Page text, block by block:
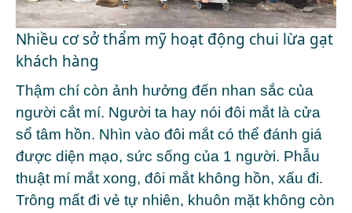
Nhiều cơ sở thẩm mỹ hoạt động chui lừa gạt
khách hàng
Thậm chí còn ảnh hưởng đến nhan sắc của
người cắt mí. Người ta hay nói đôi mắt là cửa
sổ tâm hồn. Nhìn vào đôi mắt có thể đánh giá
được diện mạo, sức sống của 1 người. Phẫu
thuật mí mắt xong, đôi mắt không hồn, xấu đi.
Trông mất đi vẻ tự nhiên, khuôn mặt không còn